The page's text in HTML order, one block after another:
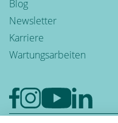
Blog
Newsletter
Karriere
Wartungsarbeiten